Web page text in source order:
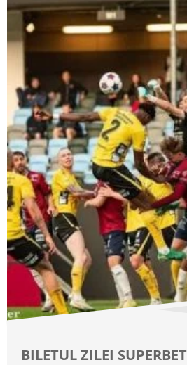
BILETUL ZILEI